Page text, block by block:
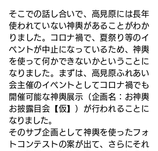
そこでの話し合いで、高見原には長年
使われていない神輿があることがわか
りました。コロナ禍で、夏祭り等のイ
ベントが中止になっているため、神輿
を使って何かできないかということに
なりました。まずは、高見原ふれあい
会主催のイベントとしてコロナ禍でも
開催可能な神輿展示（企画名：お神輿
お披露目会【仮】）が行われることに
なりました。
そのサブ企画として神輿を使ったフォ
トコンテストの案が出て、さらにそれ